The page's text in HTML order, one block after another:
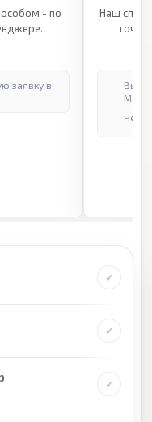
- по
заявку в
Наш